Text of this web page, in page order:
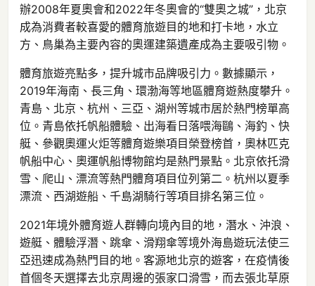
辦2008年夏奧會和2022年冬奧會的“雙奧之城”，北京
成為消費者較喜愛的體育旅遊目的地和打卡地，水立
方、鳥巢為主要內容的奧運建築遺產成為主要吸引物。
體育旅遊亮點多，提升城市品牌吸引力。數據顯示，
2019年海南、長三角、環渤海等地區體育遊熱度攀升。
青島、北京、杭州、三亞、湖州等城市居於熱門榜單高
位。青島依托帆船體驗、出海看日落喂海鷗、海釣、快
艇、參觀奧運火炬等體育遊樂項目榮登榜首，奧林匹克
帆船中心、奧運帆船博物館均是熱門景點。北京依托滑
雪、爬山、漂流等熱門體育項目位列第二。杭州以夏季
漂流、西湖遊船、千島湖騎行等項目排名第三位。
2021年境外體育遊人群轉向境內目的地，潛水、沖浪、
遊艇、體驗浮潛、跳傘、滑翔傘等境外海島遊玩法使三
亞迅速成為熱門目的地。客源地北京的遊客，在疫情後
首個冬天選擇去北京周邊的張家口滑雪，而去張北草原